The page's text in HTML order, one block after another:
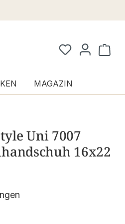
MAGAZIN
Uni 7007
16x22